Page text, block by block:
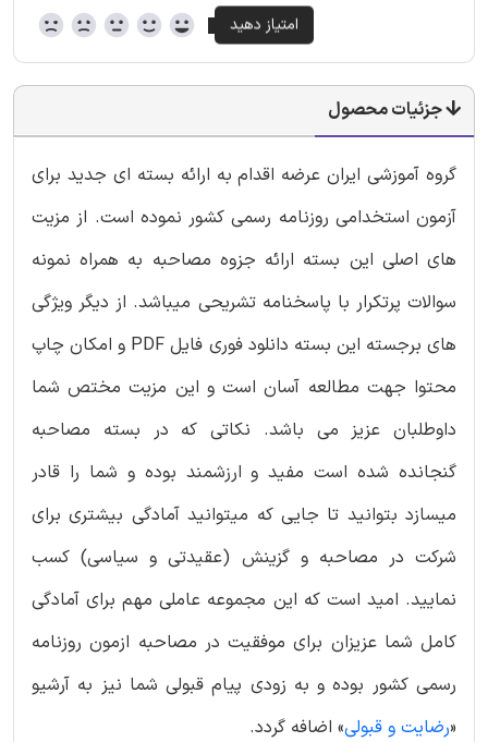
جزئیات محصول
گروه آموزشی ایران عرضه اقدام به ارائه بسته ای جدید برای
آزمون استخدامی روزنامه رسمی کشور نموده است. از مزیت
های اصلی این بسته ارائه جزوه مصاحبه به همراه نمونه
سوالات پرتکرار با پاسخنامه تشریحی میباشد. از دیگر ویژگی
های برجسته این بسته دانلود فوری فایل PDF و امکان چاپ
محتوا جهت مطالعه آسان است و این مزیت مختص شما
داوطلبان عزیز می باشد. نکاتی که در بسته مصاحبه
گنجانده شده است مفید و ارزشمند بوده و شما را قادر
میسازد بتوانید تا جایی که میتوانید آمادگی بیشتری برای
شرکت در مصاحبه و گزینش (عقیدتی و سیاسی) کسب
نمایید. امید است که این مجموعه عاملی مهم برای آمادگی
کامل شما عزیزان برای موفقیت در مصاحبه ازمون روزنامه
رسمی کشور بوده و به زودی پیام قبولی شما نیز به آرشیو
«رضایت و قبولی» اضافه گردد.